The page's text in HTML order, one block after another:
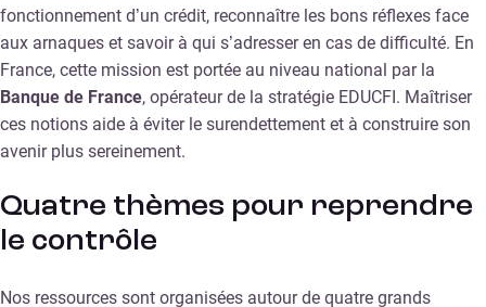
fonctionnement d’un crédit, reconnaître les bons réflexes face
aux arnaques et savoir à qui s’adresser en cas de difficulté. En
France, cette mission est portée au niveau national par la
Banque de France, opérateur de la stratégie EDUCFI. Maîtriser
ces notions aide à éviter le surendettement et à construire son
avenir plus sereinement.
Quatre thèmes pour reprendre
le contrôle
Nos ressources sont organisées autour de quatre grands